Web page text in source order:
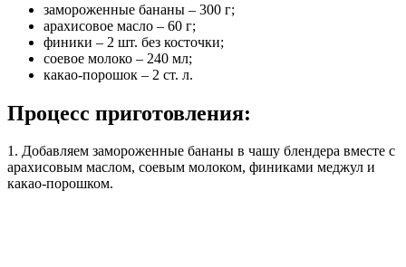
замороженные бананы – 300 г;
арахисовое масло – 60 г;
финики – 2 шт. без косточки;
соевое молоко – 240 мл;
какао-порошок – 2 ст. л.
Процесс приготовления:
1. Добавляем замороженные бананы в чашу блендера вместе с
арахисовым маслом, соевым молоком, финиками меджул и
какао-порошком.